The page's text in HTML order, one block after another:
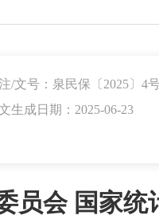
/文号：泉民保〔2025〕4
生成日期：2025-06-23
员会 国家统